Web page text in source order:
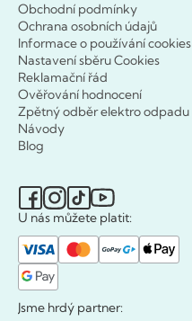
Obchodní podmínky
Ochrana osobních údajů
Informace o používání cookies
Nastavení sběru Cookies
Reklamační řád
Ověřování hodnocení
Zpětný odběr elektro odpadu
Návody
Blog
U nás můžete platit:
Jsme hrdý partner: